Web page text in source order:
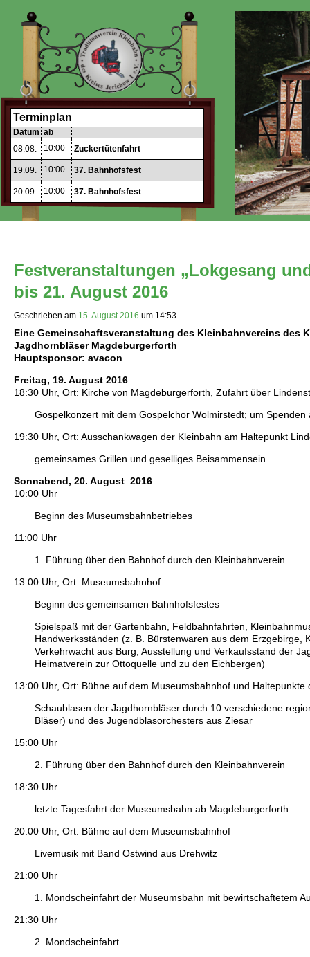
Terminplan
Datum ab
08.08.
10:00 Zuckertütenfahrt
19.09. 10:00 37. Bahnhofsfest
20.09. 10:00 37. Bahnhofsfest
Festveranstaltungen „Lokgesang
bis 21. August 2016
Geschrieben am 15. August 2016 um 14:53
Eine Gemeinschaftsveranstaltung des Kleinbahnvereins des
Jagdhornbläser Magdeburgerforth
Hauptsponsor: avacon
Freitag, 19. August 2016
18:30 Uhr, Ort: Kirche von Magdeburgerforth, Zufahrt über
Gospelkonzert mit dem Gospelchor Wolmirstedt; um Spenden
19:30 Uhr, Ort: Ausschankwagen der Kleinbahn am Haltepunkt
gemeinsames Grillen und geselliges Beisammensein
Sonnabend, 20. August 2016
10:00 Uhr
Beginn des Museumsbahnbetriebes
11:00 Uhr
1. Führung über den Bahnhof durch den Kleinbahnverein
13:00 Uhr, Ort: Museumsbahnhof
Beginn des gemeinsamen Bahnhofsfestes
Spielspaß mit der Gartenbahn, Feldbahnfahrten,
Handwerksständen (z. B. Bürstenwaren aus dem Erzgebirge,
Verkehrwacht aus Burg, Ausstellung und Verkaufsstand der
Heimatverein zur Ottoquelle und zu den Eichbergen)
13:00 Uhr, Ort: Bühne auf dem Museumsbahnhof und Haltepunkte
Schaublasen der Jagdhornbläser durch 10 verschiedene
Bläser) und des Jugendblasorchesters aus Ziesar
15:00 Uhr
2. Führung über den Bahnhof durch den Kleinbahnverein
18:30 Uhr
letzte Tagesfahrt der Museumsbahn ab Magdeburgerforth
20:00 Uhr, Ort: Bühne auf dem Museumsbahnhof
Livemusik mit Band Ostwind aus Drehwitz
21:00 Uhr
1. Mondscheinfahrt der Museumsbahn mit bewirtschaftetem
21:30 Uhr
2. Mondscheinfahrt